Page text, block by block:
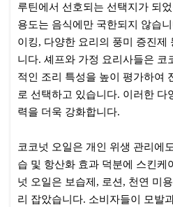
루틴에서 선호되는 선택지가 되
용도는 음식에만 국한되지 않습
이킹, 다양한 요리의 풍미 증진제
니다. 셰프와 가정 요리사들은 코
적인 조리 특성을 높이 평가하여
로 선택하고 있습니다. 이러한 다
력을 더욱 강화합니다.
코코넛 오일은 개인 위생 관리에
습 및 항산화 효과 덕분에 스킨케
넛 오일은 보습제, 로션, 천연 미
리 잡았습니다. 소비자들이 모발